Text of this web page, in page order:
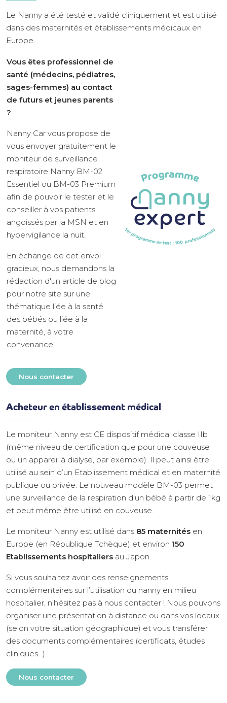
Le Nanny a été testé et validé cliniquement et est utilisé
dans des maternités et établissements médicaux en
Europe.
Vous êtes professionnel de
santé (médecins, pédiatres,
sages-femmes) au contact
de futurs et jeunes parents
?
Nanny Car vous propose de
vous envoyer gratuitement le
moniteur de surveillance
respiratoire Nanny BM-02
Essentiel ou BM-03 Premium
afin de pouvoir le tester et le
conseiller à vos patients
angoissés par la MSN et en
hypervigilance la nuit.
En échange de cet envoi
gracieux, nous demandons la
rédaction d'un article de blog
pour notre site sur une
thématique liée à la santé
des bébés ou liée à la
maternité, à votre
convenance.
Nous contacter
Acheteur en établissement médical
Le moniteur Nanny est CE dispositif médical classe IIb
(même niveau de certification que pour une couveuse
ou un appareil à dialyse, par exemple). Il peut ainsi être
utilisé au sein d’un Etablissement médical et en maternité
publique ou privée. Le nouveau modèle BM-03 permet
une surveillance de la respiration d’un bébé à partir de 1kg
et peut même être utilisé en couveuse.
Le moniteur Nanny est utilisé dans 85 maternités en
Europe (en République Tchèque) et environ 150
Etablissements hospitaliers au Japon.
Si vous souhaitez avoir des renseignements
complémentaires sur l’utilisation du nanny en milieu
hospitalier, n’hésitez pas à nous contacter ! Nous pouvons
organiser une présentation à distance ou dans vos locaux
(selon votre situation géographique) et vous transférer
des documents complémentaires (certificats, études
cliniques…).
Nous contacter